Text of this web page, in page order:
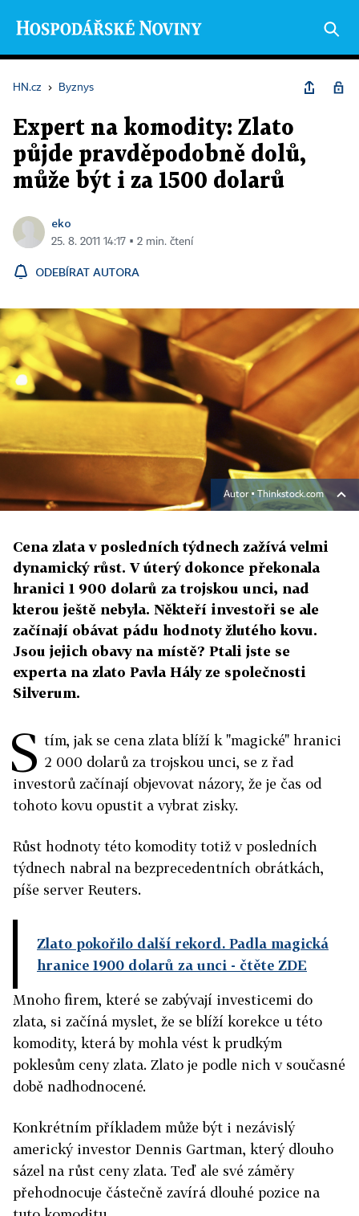
HN.cz › Byznys
Expert na komodity: Zlato
půjde pravděpodobně dolů,
může být i za 1500 dolarů
eko
25. 8. 2011 14:17 ▪ 2 min. čtení
ODEBÍRAT AUTORA
Autor ▪Thinkstock.com
Cena zlata v posledních týdnech zažívá velmi
dynamický růst. V úterý dokonce překonala
hranici 1 900 dolarů za trojskou unci, nad
kterou ještě nebyla. Někteří investoři se ale
začínají obávat pádu hodnoty žlutého kovu.
Jsou jejich obavy na místě? Ptali jste se
experta na zlato Pavla Hály ze společnosti
Silverum.
S tím, jak se cena zlata blíží k "magické" hranici
2 000 dolarů za trojskou unci, se z řad
investorů začínají objevovat názory, že je čas od
tohoto kovu opustit a vybrat zisky.
Růst hodnoty této komodity totiž v posledních
týdnech nabral na bezprecedentních obrátkách,
píše server Reuters.
Zlato pokořilo další rekord. Padla magická
hranice 1900 dolarů za unci - čtěte ZDE
Mnoho firem, které se zabývají investicemi do
zlata, si začíná myslet, že se blíží korekce u této
komodity, která by mohla vést k prudkým
poklesům ceny zlata. Zlato je podle nich v současné
době nadhodnocené.
Konkrétním příkladem může být i nezávislý
americký investor Dennis Gartman, který dlouho
sázel na růst ceny zlata. Teď ale své záměry
přehodnocuje částečně zavírá dlouhé pozice na